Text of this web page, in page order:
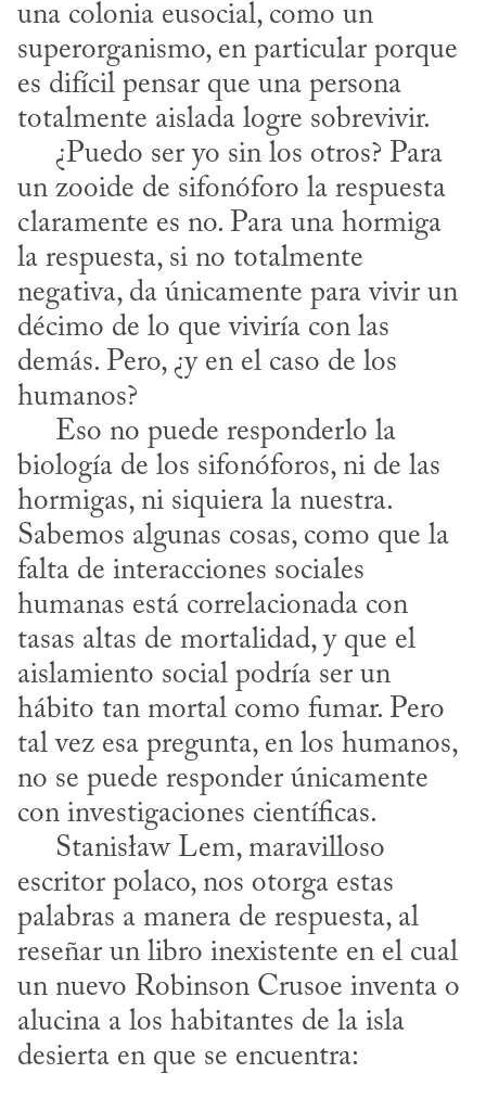
una colonia eusocial, como un
superorganismo, en particular porque
es difícil pensar que una persona
totalmente aislada logre sobrevivir.
un zooide de sifonóforo la respuesta
claramente es no. Para una hormiga
la respuesta, si no totalmente
negativa, da únicamente para vivir un
décimo de lo que viviría con las
demás. Pero, ¿y en el caso de los
humanos?
biología de los sifonóforos, ni de las
hormigas, ni siquiera la nuestra.
Sabemos algunas cosas, como que la
falta de interacciones sociales
humanas está correlacionada con
tasas altas de mortalidad, y que el
aislamiento social podría ser un
hábito tan mortal como fumar. Pero
tal vez esa pregunta, en los humanos,
no se puede responder únicamente
con investigaciones científicas.
escritor polaco, nos otorga estas
palabras a manera de respuesta, al
reseñar un libro inexistente en el cual
un nuevo Robinson Crusoe inventa o
alucina a los habitantes de la isla
desierta en que se encuentra: